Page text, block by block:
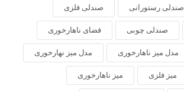
صندلی رستورانی صندلی فلزی
صندلی چوبی فضای ناهارخوری
مدل میز ناهارخوری مدل میز نهارخوری
میز فلزی میز ناهارخوری